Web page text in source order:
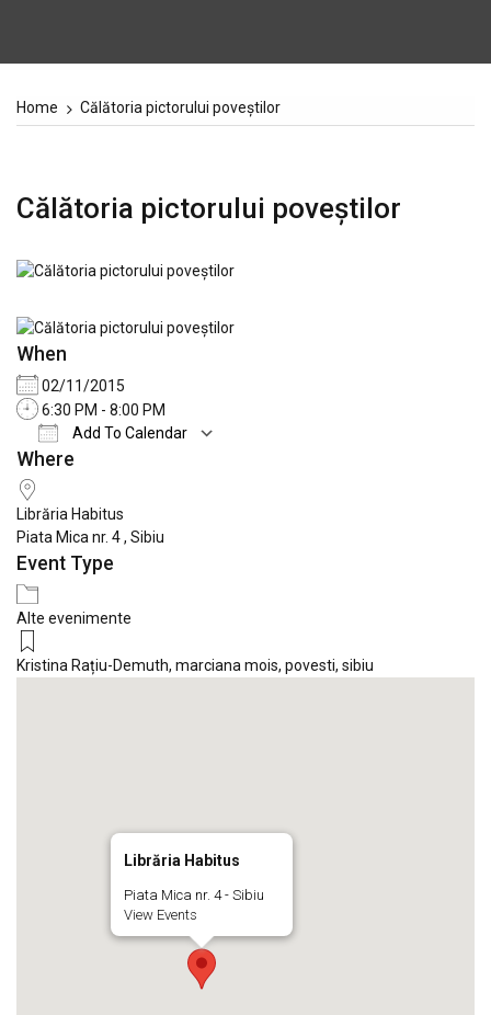
Home Călătoria pictorului poveștilor
Călătoria pictorului poveștilor
When
02/11/2015
6:30 PM - 8:00 PM
Add To Calendar
Download ICS
Where
Librăria Habitus
Piata Mica nr. 4 , Sibiu
Event Type
Alte evenimente
Kristina Rațiu-Demuth, marciana mois, povesti, sibiu
Librăria Habitus
Piata Mica nr. 4 - Sibiu
View Events